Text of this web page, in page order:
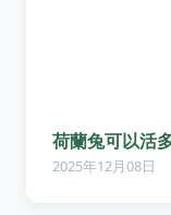
荷蘭兔可以活
2025年12月08日